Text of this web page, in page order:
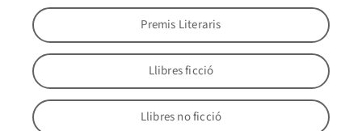
Premis Literaris
Llibres ficció
Llibres no ficció